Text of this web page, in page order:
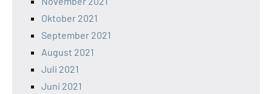
Oktober 2021
September 2021
August 2021
Juli 2021
Juni 2021